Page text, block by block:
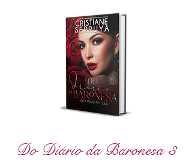
Do Diário da Baronesa 3